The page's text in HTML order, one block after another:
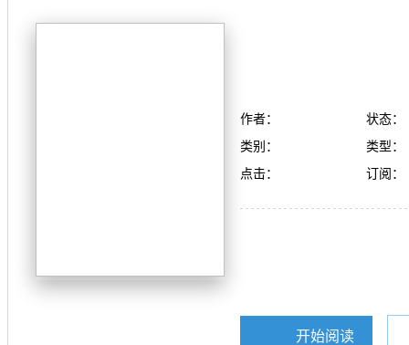
作者：
状态：
类别：
类型：
点击：
订阅：
开始阅读